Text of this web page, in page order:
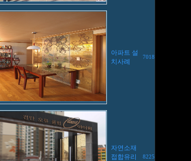
아파트 설
치사례
7018
자연소재
접합유리
8225